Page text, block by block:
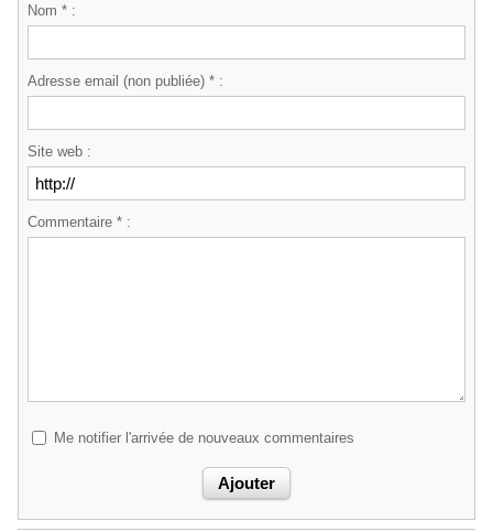
Nom * :
Adresse email (non publiée) * :
Site web :
Commentaire * :
Me notifier l'arrivée de nouveaux commentaires